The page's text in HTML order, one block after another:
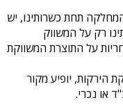
תחת כשרותינו, יש
רק על המשווק
על התוצרת המשווקת
הירקות, יופיע מקור
או נכרי.